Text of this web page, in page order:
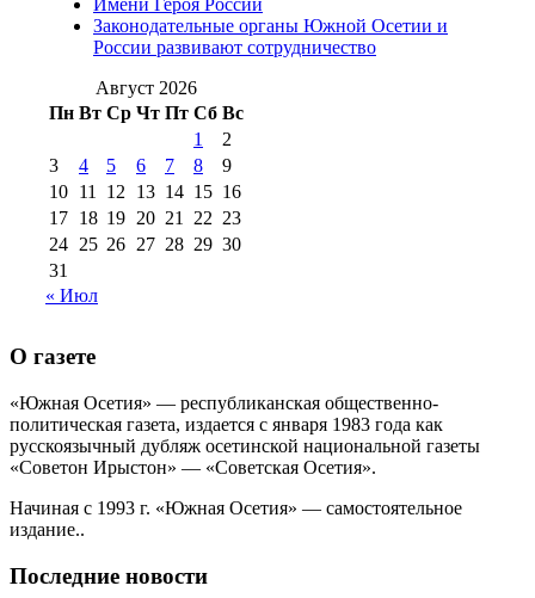
августа 2012 г(14) №98+99 11 июля
2017 г(9)
№99 4 августа
2016 г(12) №99 8 июля 2014 г
августа 2012 г(11)
августа 2013 г
(12)
Законодательные органы Южной Осетии и
России развивают сотрудничество
Август 2026
Пн Вт Ср Чт Пт Сб Вс
1
2
3
4 5 6 7 8
9
10 11 12 13 14 15 16
17 18 19 20 21 22 23
24 25 26 27 28 29 30
31
« Июл
О газете
«Южная Осетия» — республиканская общественно-
политическая газета, издается с января 1983 года как
русскоязычный дубляж осетинской национальной газеты
«Советон Ирыстон» — «Советская Осетия».
Начиная с 1993 г. «Южная Осетия» — самостоятельное
издание..
Последние новости